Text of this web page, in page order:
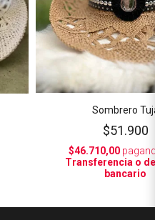
Sombrero
$51.900
$46.710,00
Transferencia o
bancario